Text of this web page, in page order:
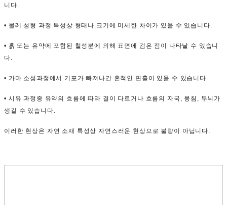
니다.
• 물레 성형 과정 특성상 형태나 크기에 미세한 차이가 있을 수 있습니다.
• 흙 또는 유약에 포함된 철성분에 의해 표면에 검은 점이 나타날 수 있습니
다.
• 가마 소성과정에서 기포가 빠져나간 흔적인 핀홀이 있을 수 있습니다.
• 시유 과정중 유약의 흐름에 따라 결이 다르거나 흐름의 자국, 뭉침, 무늬가
생길 수 있습니다.
이러한 현상은 자연 소재 특성상 자연스러운 현상으로 불량이 아닙니다.